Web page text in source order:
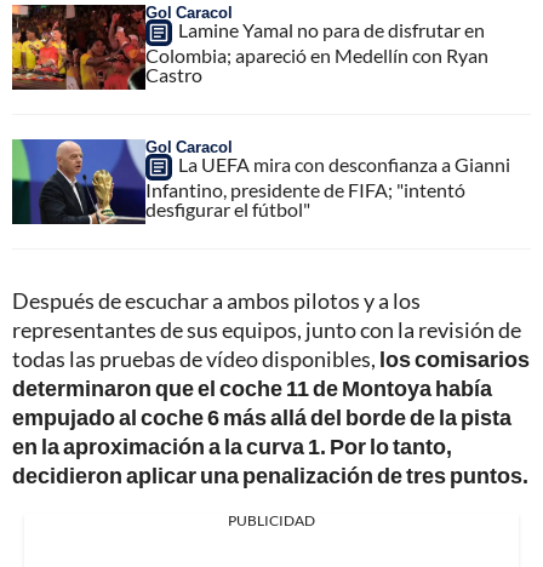
Gol Caracol
Lamine Yamal no para de disfrutar en
Colombia; apareció en Medellín con Ryan
Castro
Gol Caracol
La UEFA mira con desconfianza a Gianni
Infantino, presidente de FIFA; "intentó
desfigurar el fútbol"
Después de escuchar a ambos pilotos y a los
representantes de sus equipos, junto con la revisión de
todas las pruebas de vídeo disponibles, los comisarios
determinaron que el coche 11 de Montoya había
empujado al coche 6 más allá del borde de la pista
en la aproximación a la curva 1. Por lo tanto,
decidieron aplicar una penalización de tres puntos.
PUBLICIDAD